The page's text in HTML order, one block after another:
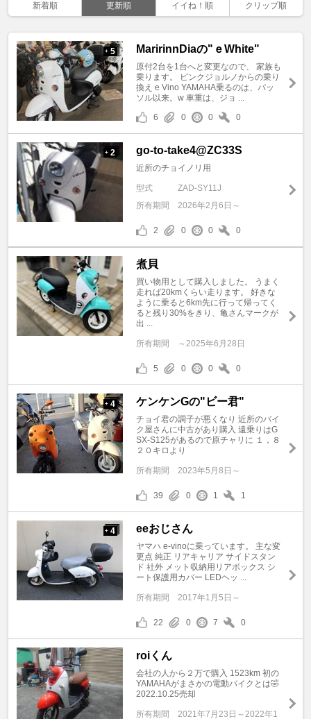
新着順 更新順 イイね！順 クリップ順
+ 5 MaririnnDiaの"ｅWhite"
原付2台を1台へと変更なので、 家族も
乗ります。 ピンクジョルノからの乗り
換え e Vino YAMAHA乗るのは、パッ
ソル以来。w 車重は、ジョ ...
6
0 0 0
+ 2 go-to-take4@ZC33S
近所のチョイノリ用
型式
ZAD-SY11J
所有期間
2026年2月6日～
2 0 0 0
煮貝
買い物用として購入しました。 うまく
走れば20kmくらい走ります。 好きな
ように乗ると6km先に行って帰ってく
ると残り30%をきり、亀さんマークが
出 ...
所有期間 ～2025年6月28日
5 0 0 0
+ 4 ケンケンGの"ビー君"
チョイ君の調子が悪くなり 近所のバイ
ク屋さんに中古があり購入 遠乗りはG
SX-S125があるので原チャリに １，８
２０キロより
所有期間 2023年5月8日～
39 0 1 1
+ 4 eeおじさん
ヤマハ e-vinoに乗っています。 主な変
更点 純正 リアキャリア サイドスタン
ド 社外 メット収納用リアボックス シ
ート保護用カバー LEDヘッ ...
所有期間 2017年1月5日～
22 0 7 0
roiくん
会社の人から２万で購入 1523km 初の
YAMAHAがまさかの電動バイクとは🤣
2022.10.25売却
所有期間 2021年7月23日～2022年1